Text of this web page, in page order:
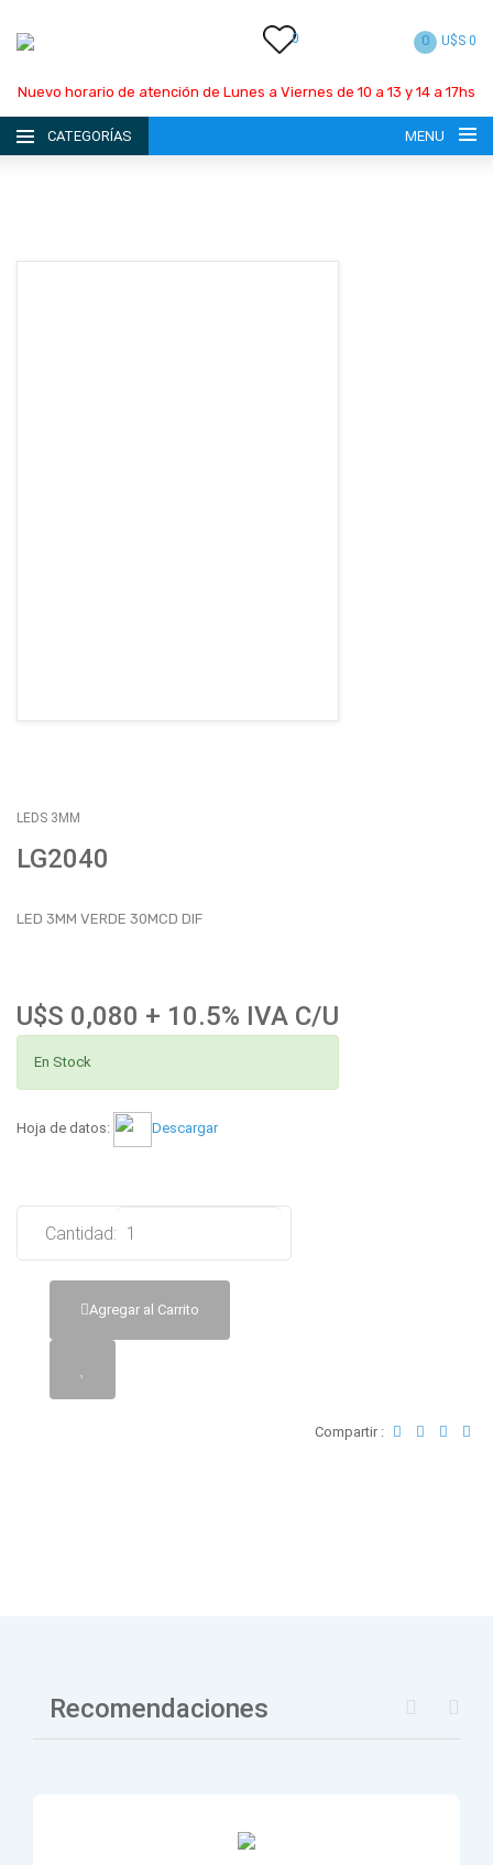
0 0 U$S 0
Nuevo horario de atención de Lunes a Viernes de 10 a 13 y 14 a 17hs
CATEGORÍAS MENU
LEDS 3MM
LG2040
LED 3MM VERDE 30MCD DIF
U$S 0,080 + 10.5% IVA C/U
En Stock
Hoja de datos: Descargar
Cantidad:
Agregar al Carrito
Compartir :
Recomendaciones